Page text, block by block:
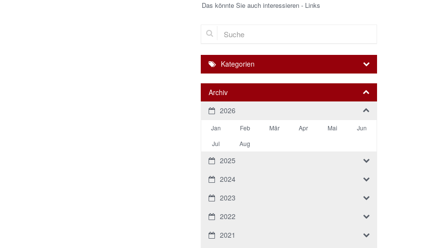
Das könnte Sie auch interessieren - Links
Suche
Kategorien
Archiv
2026
Jan Feb Mär Apr Mai
Jun
Jul
Aug
2025
2024
2023
2022
2021